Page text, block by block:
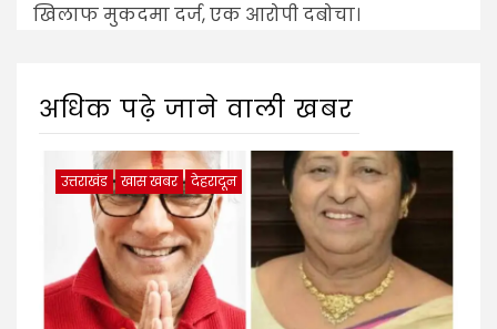
खिलाफ मुकदमा दर्ज, एक आरोपी दबोचा।
अधिक पढ़े जाने वाली खबर
उत्तराखंड खास खबर देहरादून